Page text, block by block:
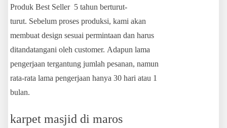
Produk Best Seller 5 tahun berturut-
turut. Sebelum proses produksi, kami akan
membuat design sesuai permintaan dan harus
ditandatangani oleh customer. Adapun lama
pengerjaan tergantung jumlah pesanan, namun
rata-rata lama pengerjaan hanya 30 hari atau 1
bulan.
karpet masjid di maros